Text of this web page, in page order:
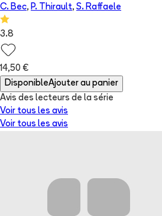
C. Bec, P. Thirault, S. Raffaele
3.8
14,50 €
DisponibleAjouter au panier
Avis des lecteurs de la série
Voir tous les avis
Voir tous les avis